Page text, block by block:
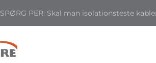
SPØRG PER: Skal man isolationsteste